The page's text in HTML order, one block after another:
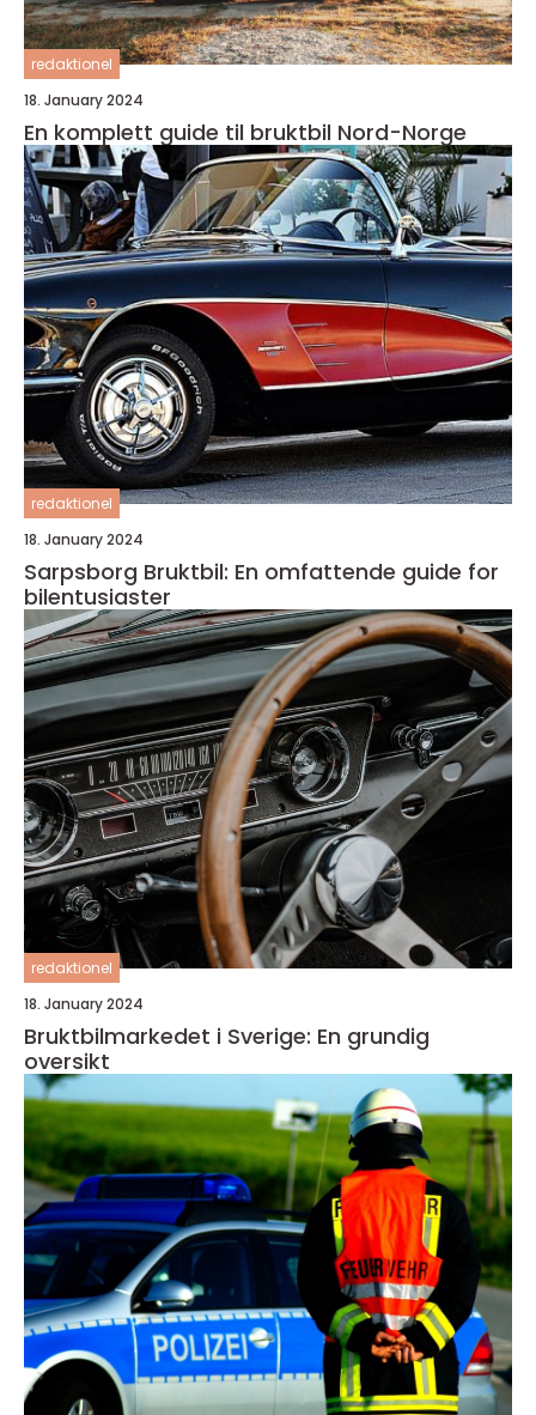
redaktionel
18. January 2024
En komplett guide til bruktbil Nord-Norge
redaktionel
18. January 2024
Sarpsborg Bruktbil: En omfattende guide for
bilentusiaster
redaktionel
18. January 2024
Bruktbilmarkedet i Sverige: En grundig
oversikt